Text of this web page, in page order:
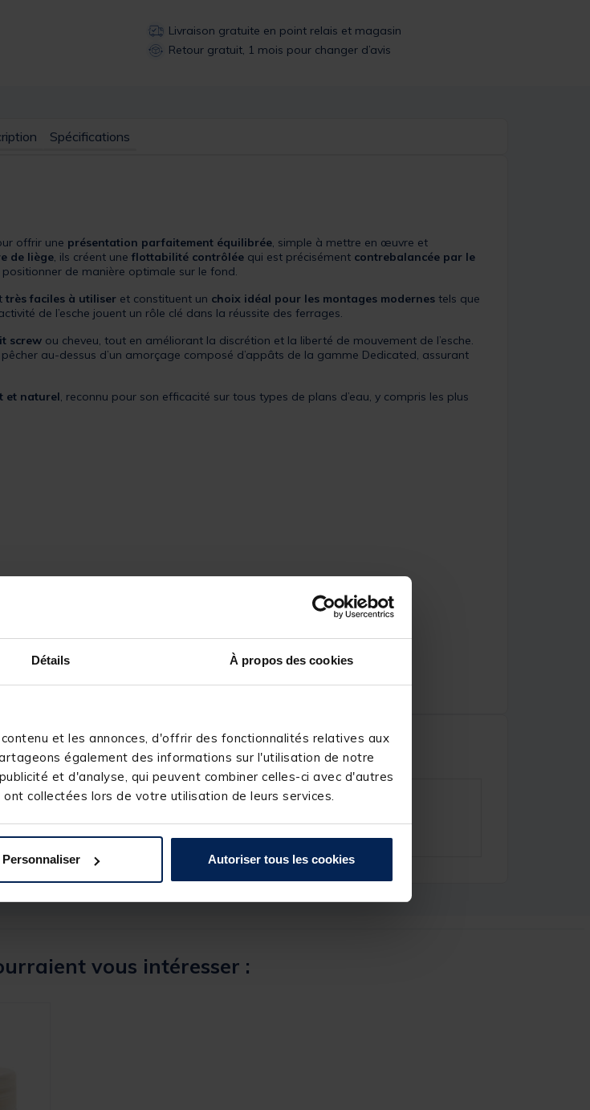
Détails À propos des cookies
et les annonces, d'offrir des fonctionnalités relatives aux
également des informations sur l'utilisation de notre
et d'analyse, qui peuvent combiner celles-ci avec d'autres
collectées lors de votre utilisation de leurs services.
Personnaliser Autoriser tous les cookies
Livraison gratuite en point relais et magasin
Retour gratuit, 1 mois pour changer d’avis
Spécifications
offrir une présentation parfaitement équilibrée, simple à mettre en œuvre et
de liège, ils créent une flottabilité contrôlée qui est précisément contrebalancée par le
positionner de manière optimale sur le fond.
très faciles à utiliser et constituent un choix idéal pour les montages modernes tels que
de l’esche jouent un rôle clé dans la réussite des ferrages.
screw ou cheveu, tout en améliorant la discrétion et la liberté de mouvement de l’esche.
au-dessus d’un amorçage composé d’appâts de la gamme Dedicated, assurant
et naturel, reconnu pour son efficacité sur tous types de plans d’eau, y compris les plus
vous intéresser :